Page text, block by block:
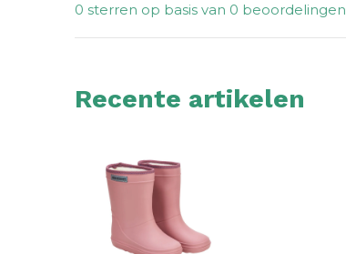
0 sterren op basis van 0 beoordelingen
Recente artikelen